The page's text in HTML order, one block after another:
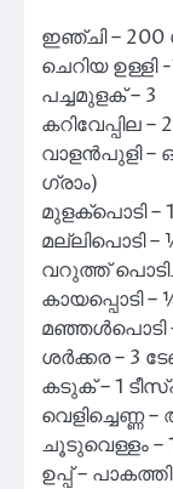
ഇഞ്ചി – 200
ചെറിയ ഉള്ളി
പച്ചമുളക് – 3
കറിവേപ്പില –
വാളൻപുളി –
ഗ്രാം)
മുളക്പൊടി
മല്ലിപൊടി
വറുത്ത്
കായപ്പൊടി
മഞ്ഞൾപൊടി
ശർക്കര – 3
കടുക് – 1
വെളിച്ചെണ്ണ
ചൂടുവെള്ളം –
ഉപ്പ് –